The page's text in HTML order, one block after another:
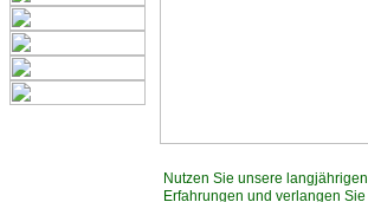
Nutzen Sie unsere langjährigen
Erfahrungen und verlangen Sie